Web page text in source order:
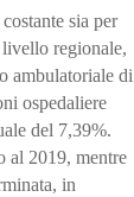
sia per
regionale,
ambulatoriale di
ospedaliere
del 7,39%.
al 2019, mentre
in